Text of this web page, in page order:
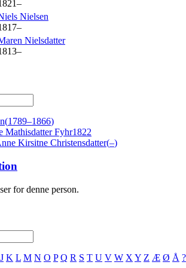
–
Nielsen
–
Nielsdatter
–
(1789–1866)
MathisdatterFyhr1822
Kirsitne Christensdatter(–)
for denne person.
J K L M N O P Q R S T U V W X Y Z Æ Ø Å ?